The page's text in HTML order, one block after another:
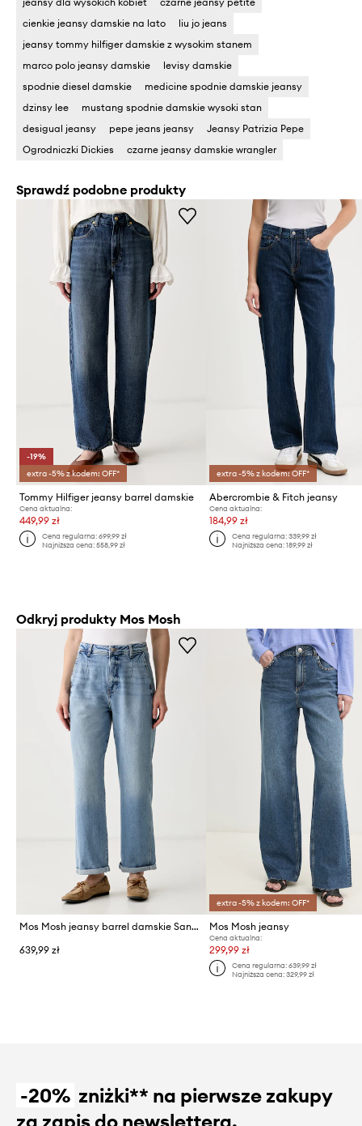
cienkie jeansy damskie na lato
liu jo jeans
jeansy tommy hilfiger damskie z wysokim stanem
marco polo jeansy damskie
levisy damskie
spodnie diesel damskie
medicine spodnie damskie jeansy
dzinsy lee
mustang spodnie damskie wysoki stan
desigual jeansy
pepe jeans jeansy
Jeansy Patrizia Pepe
Ogrodniczki Dickies
czarne jeansy damskie wrangler
Sprawdź podobne produkty
-19%
extra -5% z kodem: OFF*
Tommy Hilfiger jeansy barrel damskie
Cena aktualna:
449,99 zł
Cena regularna:699,99 zł
Najniższa cena:558,99 zł
extra -5% z kodem: OFF*
Abercrombie & Fitch jeansy
Cena aktualna:
184,99 zł
Cena regularna: 339,99 zł
Najniższa cena: 189,99 zł
Odkryj produkty Mos Mosh
Mos Mosh jeansy barrel damskie Sandie
639,99 zł
extra -5% z kodem: OFF*
Mos Mosh jeansy
Cena aktualna:
299,99 zł
Cena regularna: 639,99 zł
Najniższa cena: 329,99 zł
-20% zniżki** na pierwsze zakupy